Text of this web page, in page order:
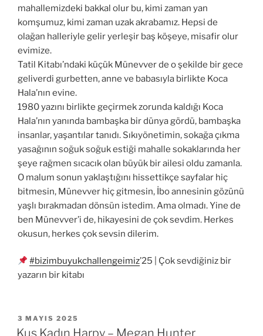
mahallemizdeki bakkal olur bu, kimi zaman yan
komşumuz, kimi zaman uzak akrabamız. Hepsi de
olağan halleriyle gelir yerleşir baş köşeye, misafir olur
evimize.
Tatil Kitabı’ndaki küçük Münevver de o şekilde bir gece
geliverdi gurbetten, anne ve babasıyla birlikte Koca
Hala’nın evine.
1980 yazını birlikte geçirmek zorunda kaldığı Koca
Hala’nın yanında bambaşka bir dünya gördü, bambaşka
insanlar, yaşantılar tanıdı. Sıkıyönetimin, sokağa çıkma
yasağının soğuk soğuk estiği mahalle sokaklarında her
şeye rağmen sıcacık olan büyük bir ailesi oldu zamanla.
O malum sonun yaklaştığını hissettikçe sayfalar hiç
bitmesin, Münevver hiç gitmesin, İbo annesinin gözünü
yaşlı bırakmadan dönsün istedim. Ama olmadı. Yine de
ben Münevver’i de, hikayesini de çok sevdim. Herkes
okusun, herkes çok sevsin dilerim.
#bizimbuyukchallengeimiz’25 | Çok sevdiğiniz bir
yazarın bir kitabı
YAYIM
TARIHI
3 MAYIS 2025